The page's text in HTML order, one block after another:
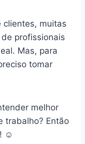
clientes, muitas
profissionais
Mas, para
tomar
melhor
trabalho? Então
☺